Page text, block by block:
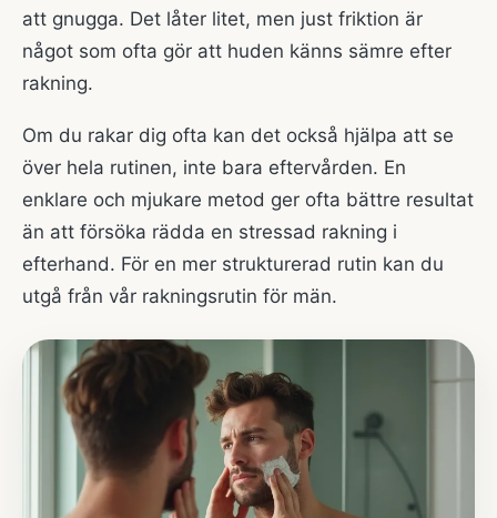
att gnugga. Det låter litet, men just friktion är
något som ofta gör att huden känns sämre efter
rakning.
Om du rakar dig ofta kan det också hjälpa att se
över hela rutinen, inte bara eftervården. En
enklare och mjukare metod ger ofta bättre resultat
än att försöka rädda en stressad rakning i
efterhand. För en mer strukturerad rutin kan du
utgå från vår rakningsrutin för män.